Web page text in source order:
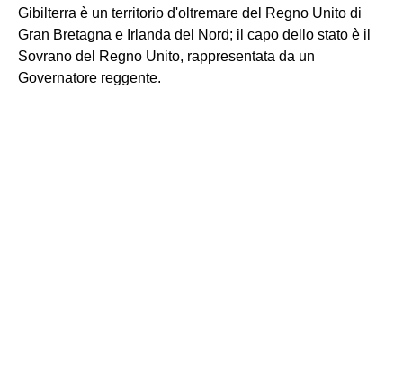
Gibilterra è un territorio d'oltremare del Regno Unito di
Gran Bretagna e Irlanda del Nord; il capo dello stato è il
Sovrano del Regno Unito, rappresentata da un
Governatore reggente.